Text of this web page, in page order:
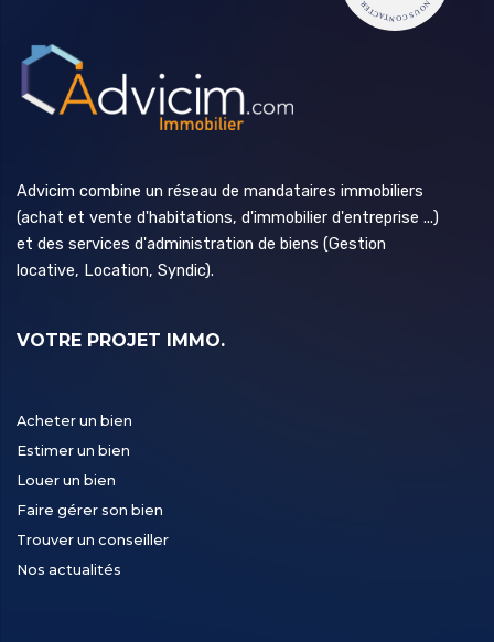
Advicim combine un réseau de mandataires immobiliers
(achat et vente d'habitations, d'immobilier d'entreprise ...)
et des services d'administration de biens (Gestion
locative, Location, Syndic).
VOTRE PROJET IMMO.
Acheter un bien
Estimer un bien
Louer un bien
Faire gérer son bien
Trouver un conseiller
Nos actualités